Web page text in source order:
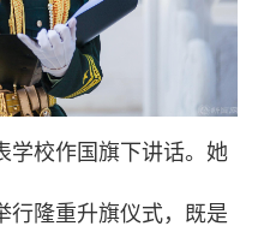
学校作国旗下讲话。她
行隆重升旗仪式，既是